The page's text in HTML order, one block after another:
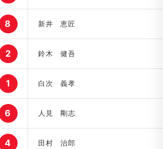
8 新井 恵匠
2 鈴木 健吾
1 白次 義孝
6 人見 剛志
4 田村 治郎